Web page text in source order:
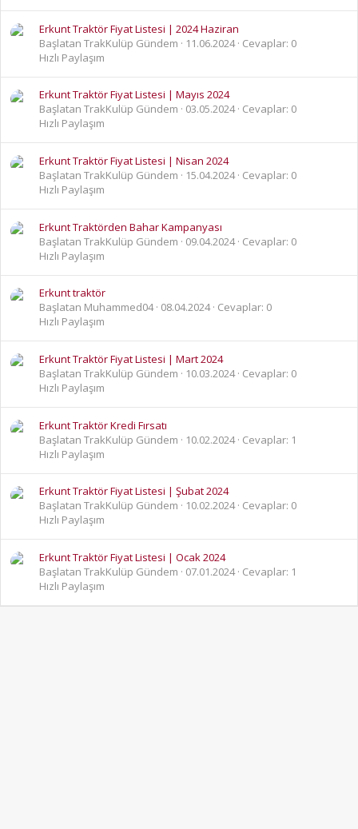
Erkunt Traktör Fiyat Listesi | 2024 Haziran
Başlatan TrakKulüp Gündem
11.06.2024 Cevaplar: 0
Hızlı Paylaşım
Erkunt Traktör Fiyat Listesi | Mayıs 2024
Başlatan TrakKulüp Gündem
03.05.2024 Cevaplar: 0
Hızlı Paylaşım
Erkunt Traktör Fiyat Listesi | Nisan 2024
Başlatan TrakKulüp Gündem
15.04.2024 Cevaplar: 0
Hızlı Paylaşım
Erkunt Traktörden Bahar Kampanyası
Başlatan TrakKulüp Gündem
09.04.2024 Cevaplar: 0
Hızlı Paylaşım
Erkunt traktör
Başlatan Muhammed04 08.04.2024 Cevaplar: 0
Hızlı Paylaşım
Erkunt Traktör Fiyat Listesi | Mart 2024
Başlatan TrakKulüp Gündem
10.03.2024 Cevaplar: 0
Hızlı Paylaşım
Erkunt Traktör Kredi Fırsatı
Başlatan TrakKulüp Gündem
10.02.2024 Cevaplar: 1
Hızlı Paylaşım
Erkunt Traktör Fiyat Listesi | Şubat 2024
Başlatan TrakKulüp Gündem
10.02.2024 Cevaplar: 0
Hızlı Paylaşım
Erkunt Traktör Fiyat Listesi | Ocak 2024
Başlatan TrakKulüp Gündem
07.01.2024 Cevaplar: 1
Hızlı Paylaşım